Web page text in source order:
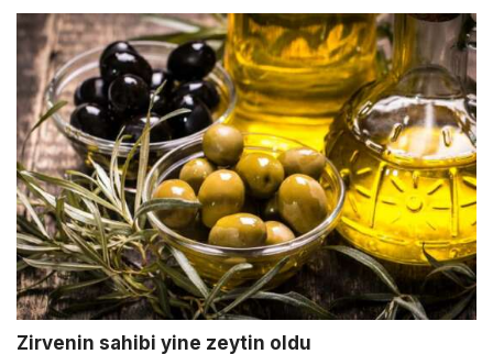
Zirvenin sahibi yine zeytin oldu